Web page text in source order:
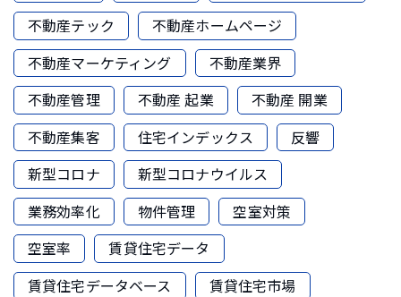
不動産テック
不動産ホームページ
不動産マーケティング
不動産業界
不動産管理
不動産 起業
不動産 開業
不動産集客
住宅インデックス
反響
新型コロナ
新型コロナウイルス
業務効率化
物件管理
空室対策
空室率
賃貸住宅データ
賃貸住宅データベース
賃貸住宅市場